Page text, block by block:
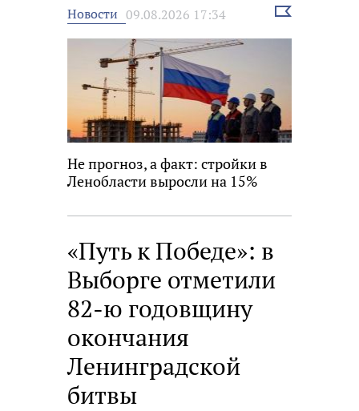
Новости 09.08.2026 17:34
Выбрать
Не прогноз, а факт: стройки в
Ленобласти выросли на 15%
«Путь к Победе»: в
Выборге отметили
82-ю годовщину
окончания
Ленинградской
битвы